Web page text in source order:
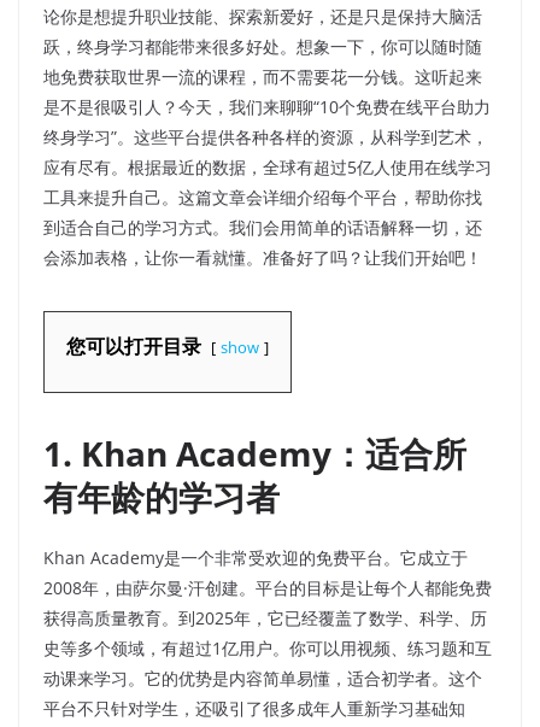
论你是想提升职业技能、探索新爱好，还是只是保持大脑活
跃，终身学习都能带来很多好处。想象一下，你可以随时随
地免费获取世界一流的课程，而不需要花一分钱。这听起来
是不是很吸引人？今天，我们来聊聊“10个免费在线平台助力
终身学习”。这些平台提供各种各样的资源，从科学到艺术，
应有尽有。根据最近的数据，全球有超过5亿人使用在线学习
工具来提升自己。这篇文章会详细介绍每个平台，帮助你找
到适合自己的学习方式。我们会用简单的话语解释一切，还
会添加表格，让你一看就懂。准备好了吗？让我们开始吧！
您可以打开目录 show
1. Khan Academy：适合所
有年龄的学习者
Khan Academy是一个非常受欢迎的免费平台。它成立于
2008年，由萨尔曼·汗创建。平台的目标是让每个人都能免费
获得高质量教育。到2025年，它已经覆盖了数学、科学、历
史等多个领域，有超过1亿用户。你可以用视频、练习题和互
动课来学习。它的优势是内容简单易懂，适合初学者。这个
平台不只针对学生，还吸引了很多成年人重新学习基础知